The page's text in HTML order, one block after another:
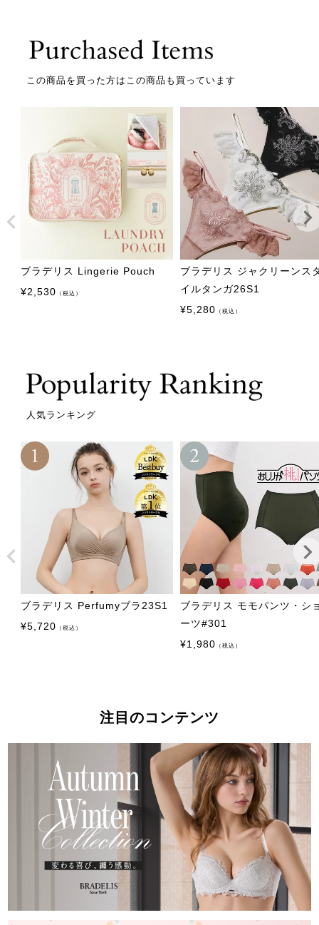
この商品を買った方はこの商品も買っています
ブラデリス Lingerie Pouch
¥2,530 （税込）
ブラデリス ジャクリーンス
イルタンガ26S1
¥5,280 （税込）
人気ランキング
ブラデリス Perfumyブラ23S1
¥5,720 （税込）
ブラデリス モモパンツ・シ
ーツ#301
¥1,980 （税込）
注目のコンテンツ